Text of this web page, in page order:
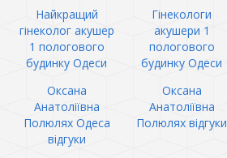
Найкращий
гінеколог акушер
1 пологового
будинку Одеси
Гінекологи
акушери 1
пологового
будинку Одеси
Оксана
Анатоліївна
Полюлях Одеса
відгуки
Оксана
Анатоліївна
Полюлях відгуки